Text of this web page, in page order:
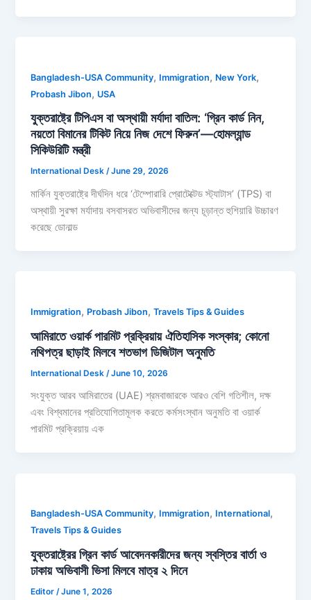
Bangladesh-USA Community, Immigration, New York,
Probash Jibon, USA
যুক্তরাষ্ট্রে টিপিএস বা অস্থায়ী মর্যাদা বাতিল: ‘গ্রিন কার্ড নিন,
নয়তো বিমানের টিকিট নিয়ে নিজ দেশে ফিরুন’—হোমল্যান্ড
সিকিউরিটি মন্ত্রী
International Desk/June 29, 2026
মার্কিন যুক্তরাষ্ট্রে দীর্ঘদিন ধরে ‘টেম্পোরারি প্রোটেক্টেড স্ট্যাটাস’ (TPS) বা
অস্থায়ী সুরক্ষা মর্যাদায় বসবাসরত অভিবাসীদের জন্য চূড়ান্ত হুশিয়ারি উচ্চারণ
করেছে ডোনাল্ড
Immigration, Probash Jibon,Travels Tips & Guides
আমিরাতে ওয়ার্ক পারমিট প্রক্রিয়ায় ঐতিহাসিক সংস্কার; কোনো
নথিপত্র ছাড়াই মিলবে শতভাগ ডিজিটাল অনুমতি
International Desk /June 10, 2026
সংযুক্ত আরব আমিরাতের (UAE) শ্রমবাজারকে আরও বেশি গতিশীল, দক্ষ
এবং বিশ্বমানের প্রতিযোগিতামূলক করতে কর্মসংস্থান অনুমতি বা ওয়ার্ক
পারমিট প্রক্রিয়ায় এক
Bangladesh-USA Community, Immigration, International,
Travels Tips & Guides
যুক্তরাষ্ট্রের গ্রিন কার্ড আবেদনকারীদের জন্য স্বস্তির বার্তা ও
ঢাকায় অভিবাসী ভিসা মিলবে মাত্র ২ দিনে
Editor/June 1, 2026